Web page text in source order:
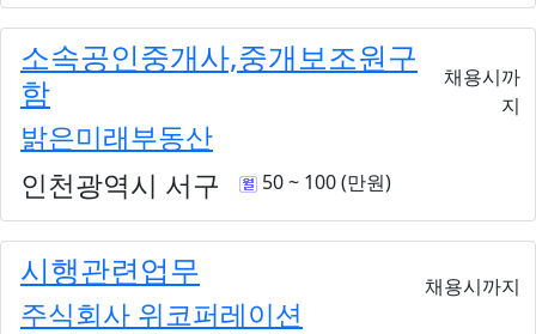
소속공인중개사,중개보조원구
함
밝은미래부동산
채용시까
지
인천광역시 서구 50 ~ 100 (만원)
시행관련업무
주식회사 위코퍼레이션
채용시까지